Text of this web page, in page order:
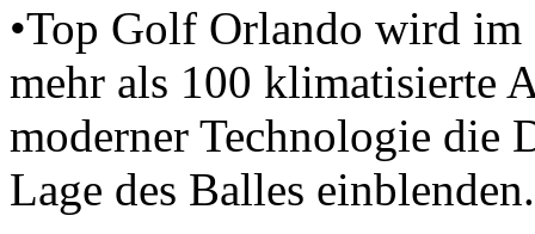
•Top Golf Orlando wird
mehr als 100 klimatisierte
moderner Technologie die
Lage des Balles einblenden.